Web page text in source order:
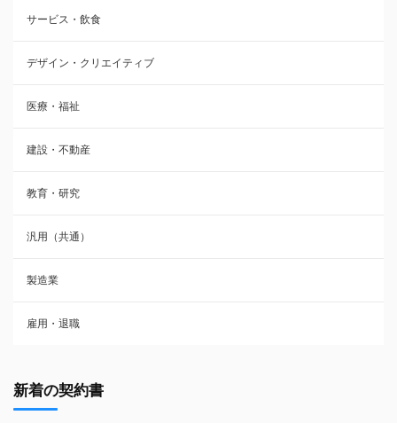
サービス・飲食
デザイン・クリエイティブ
医療・福祉
建設・不動産
教育・研究
汎用（共通）
製造業
雇用・退職
新着の契約書